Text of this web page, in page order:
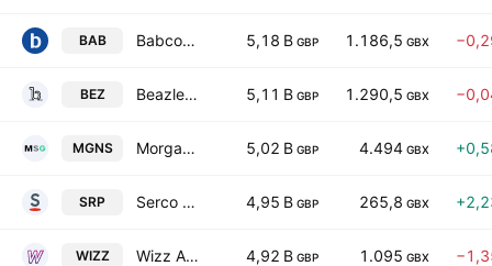
BAB Babcock International Group PLC 5,18 B GBP 1.186,5 GBX
BEZ Beazley Plc 5,11 B GBP 1.290,5 GBX
MGNS Morgan Sindall Group plc 5,02 B GBP 4.494 GBX
SRP Serco Group plc 4,95 B GBP 265,8 GBX
WIZZ Wizz Air Holdings Plc 4,92 B GBP 1.095 GBX